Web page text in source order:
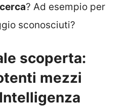
? Ad esempio per
sconosciuti?
scoperta:
mezzi